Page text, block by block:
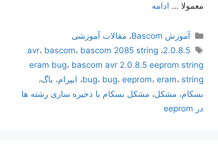
معمولا … ادامه
دسته‌ها
آموزش Bascom ، مقالات آموزشی
برچسب‌ها
2.0.8.5، avr، bascom، bascom 2085 string
eram bug، bascom avr 2.0.8.5 eeprom string
bug، bug، eeprom، eram، string ، ایپرام، باگ،
بسکام، مشکل، مشکل بسکام با ذخیره سازی رشته ها
در eeprom